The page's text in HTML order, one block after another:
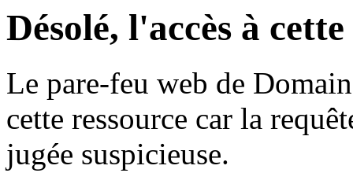
Désolé, l'accès à
Le pare-feu web de
cette ressource car la
jugée suspicieuse.